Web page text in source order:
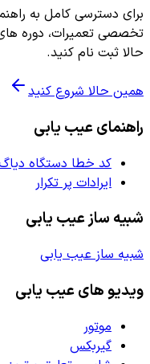
برای دسترسی کامل به
تخصصی تعمیرات، دوره
حالا ثبت نام کنید.
همین حالا شروع کنید
راهنمای عیب یابی
کد خطا دستگاه
ایرادات پر تکرار
شبیه ساز عیب یابی
شبیه ساز عیب یابی
ویدیو های عیب یابی
موتور
گیربکس